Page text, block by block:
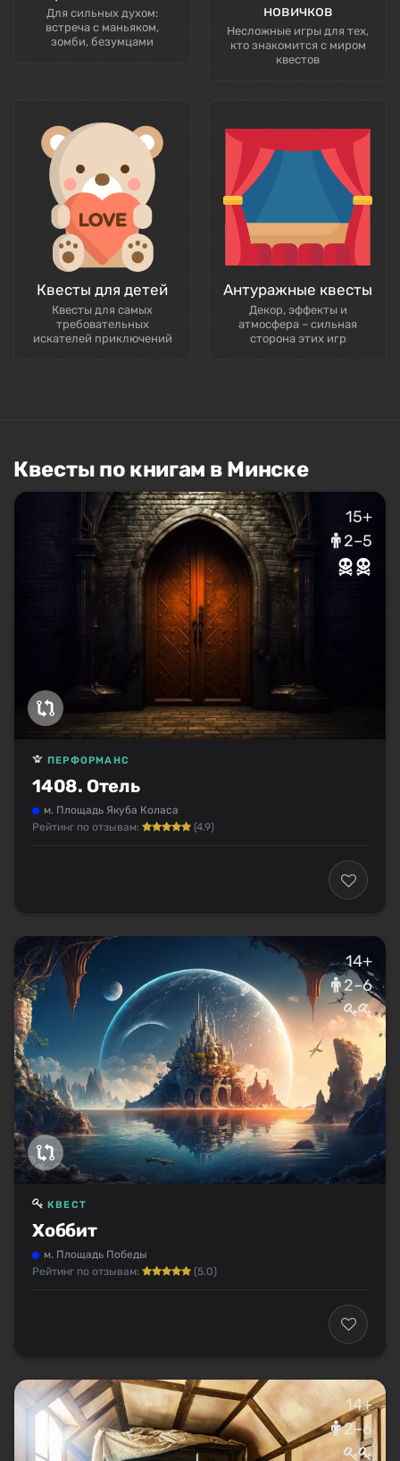
Для сильных духом:
встреча с маньяком,
зомби, безумцами
новичков
Несложные игры для тех,
кто знакомится с миром
квестов
Квесты для детей
Квесты для самых
требовательных
искателей приключений
Антуражные квесты
Декор, эффекты и
атмосфера – сильная
сторона этих игр
Квесты по книгам в Минске
15+
2–5
1408. Отель
ПЕРФОРМАНС
м. Площадь Якуба Коласа
Рейтинг по отзывам:
(4.9)
14+
2–6
Хоббит
КВЕСТ
м. Площадь Победы
Рейтинг по отзывам:
(5.0)
14+
2–6